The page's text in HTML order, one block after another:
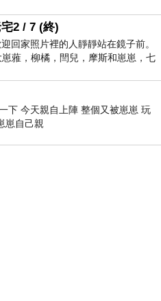
2 / 7 (終)
回家照片裡的人靜靜站在鏡子前。
蕥，柳橘，閆兒，摩斯和崽崽，七
站在鏡框之外，如同
下 今天親自上陣 整個又被崽崽 玩
自己親